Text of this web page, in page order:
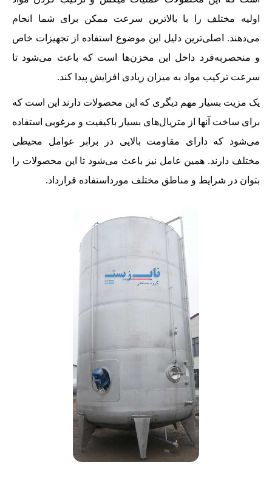
اولیه مختلف را با بالاترین سرعت ممکن برای شما انجام
می‌دهند. اصلی‌ترین دلیل این موضوع استفاده از تجهیزات خاص
و منحصربه‌فرد داخل این مخزن‌ها است که باعث می‌شود تا
سرعت ترکیب مواد به میزان زیادی افزایش پیدا کند.
یک مزیت بسیار مهم دیگری که این محصولات دارند این است که
برای ساخت آنها از متریال‌‌‎های بسیار باکیفیت و مرغوبی استفاده
می‌شود که دارای مقاومت بالایی در برابر عوامل محیطی
مختلف دارند. همین عامل نیز باعث می‌شود تا این محصولات را
بتوان در شرایط و مناطق مختلف مورداستفاده قرارداد.